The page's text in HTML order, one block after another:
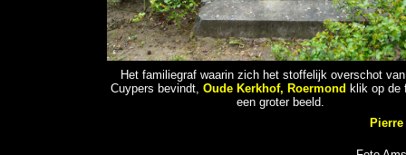
Het familiegraf waarin zich het stoffelijk overschot
Cuypers bevindt, Oude Kerkhof, Roermond klik op de
een groter beeld.